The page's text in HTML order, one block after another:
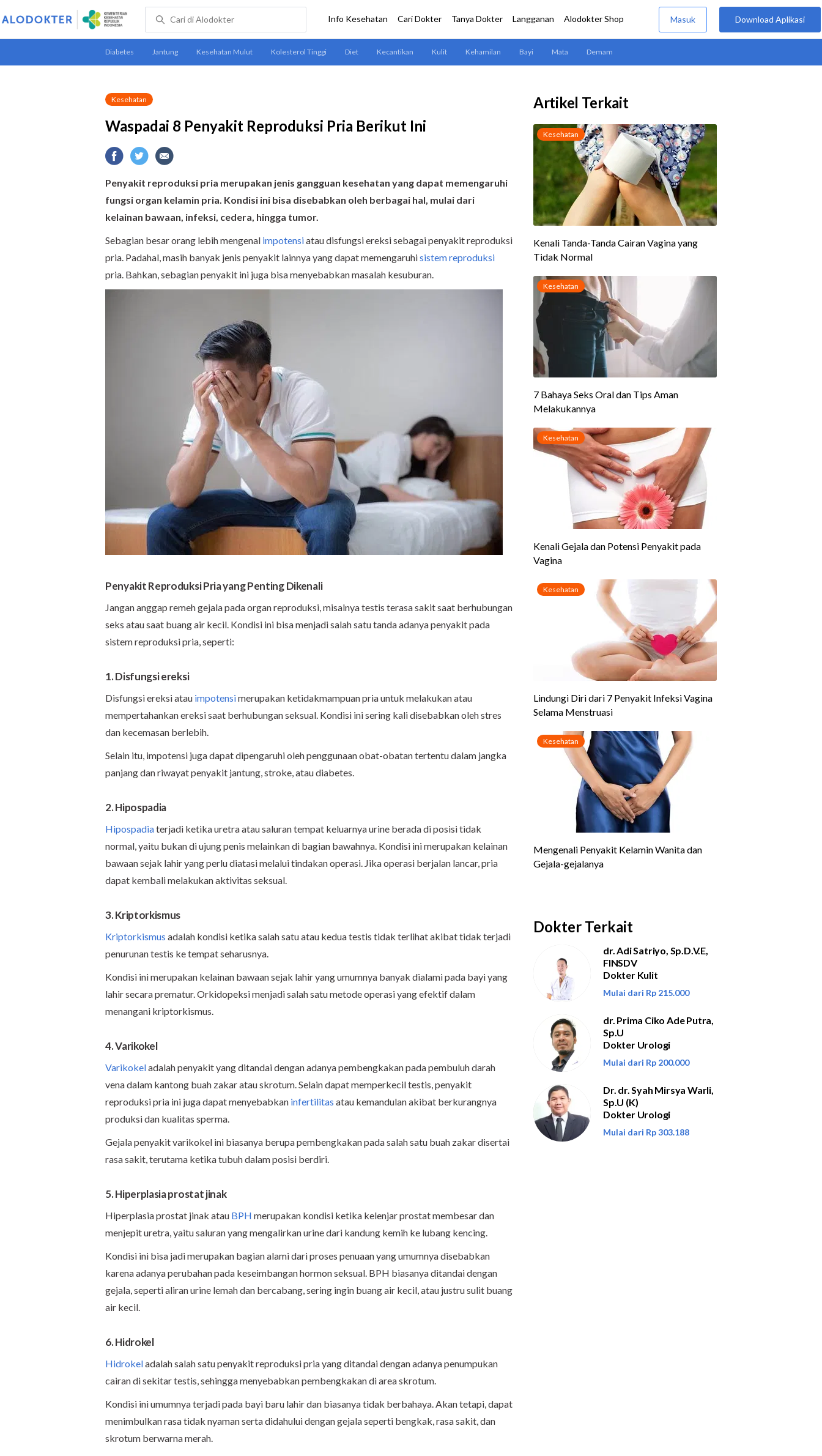
Kesehatan
Waspadai 8 Penyakit Reproduksi Pria Berikut Ini
Penyakit reproduksi pria merupakan jenis gangguan kesehatan yang dapat memengaruhi
fungsi organ kelamin pria. Kondisi ini bisa disebabkan oleh berbagai hal, mulai dari
kelainan bawaan, infeksi, cedera, hingga tumor.
Sebagian besar orang lebih mengenal impotensiatau disfungsi ereksi sebagai penyakit reproduksi
pria. Padahal, masih banyak jenis penyakit lainnya yang dapat memengaruhisistem reproduksi
pria. Bahkan, sebagian penyakit ini juga bisa menyebabkan masalah kesuburan.
Penyakit Reproduksi Pria yang Penting Dikenali
Jangan anggap remeh gejala pada organ reproduksi, misalnya testis terasa sakit saat berhubungan
seks atau saat buang air kecil. Kondisi ini bisa menjadi salah satu tanda adanya penyakit pada
sistem reproduksi pria, seperti:
1. Disfungsi ereksi
Disfungsi ereksi atau impotensimerupakan ketidakmampuan pria untuk melakukan atau
mempertahankan ereksi saat berhubungan seksual. Kondisi ini sering kali disebabkan oleh stres
dan kecemasan berlebih.
Selain itu, impotensi juga dapat dipengaruhi oleh penggunaan obat-obatan tertentu dalam jangka
panjang dan riwayat penyakit jantung, stroke, atau diabetes.
2. Hipospadia
Hipospadiaterjadi ketika uretra atau saluran tempat keluarnya urine berada di posisi tidak
normal, yaitu bukan di ujung penis melainkan di bagian bawahnya. Kondisi ini merupakan kelainan
bawaan sejak lahir yang perlu diatasi melalui tindakan operasi. Jika operasi berjalan lancar, pria
dapat kembali melakukan aktivitas seksual.
3. Kriptorkismus
Kriptorkismus adalah kondisi ketika salah satu atau kedua testis tidak terlihat akibat tidak terjadi
penurunan testis ke tempat seharusnya.
Kondisi ini merupakan kelainan bawaan sejak lahir yang umumnya banyak dialami pada bayi yang
lahir secara prematur. Orkidopeksi menjadi salah satu metode operasi yang efektif dalam
menangani kriptorkismus.
4. Varikokel
Varikokeladalah penyakit yang ditandai dengan adanya pembengkakan pada pembuluh darah
vena dalam kantong buah zakar atau skrotum. Selain dapat memperkecil testis, penyakit
reproduksi pria ini juga dapat menyebabkan infertilitas atau kemandulan akibat berkurangnya
produksi dan kualitas sperma.
Gejala penyakit varikokel ini biasanya berupa pembengkakan pada salah satu buah zakar disertai
rasa sakit, terutama ketika tubuh dalam posisi berdiri.
5. Hiperplasia prostat jinak
Hiperplasia prostat jinak atau BPH merupakan kondisi ketika kelenjar prostat membesar dan
menjepit uretra, yaitu saluran yang mengalirkan urine dari kandung kemih ke lubang kencing.
Kondisi ini bisa jadi merupakan bagian alami dari proses penuaan yang umumnya disebabkan
karena adanya perubahan pada keseimbangan hormon seksual. BPH biasanya ditandai dengan
gejala, seperti aliran urine lemah dan bercabang, sering ingin buang air kecil, atau justru sulit buang
air kecil.
6. Hidrokel
Hidrokeladalah salah satu penyakit reproduksi pria yang ditandai dengan adanya penumpukan
cairan di sekitar testis, sehingga menyebabkan pembengkakan di area skrotum.
Kondisi ini umumnya terjadi pada bayi baru lahir dan biasanya tidak berbahaya. Akan tetapi, dapat
menimbulkan rasa tidak nyaman serta didahului dengan gejala seperti bengkak, rasa sakit, dan
skrotum berwarna merah.
Artikel Terkait
Dokter Terkait